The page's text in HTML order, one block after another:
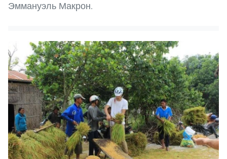
Эммануэль Макрон.